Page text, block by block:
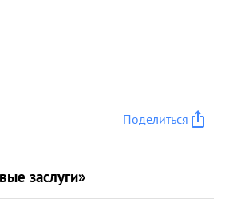
Поделиться
заслуги»